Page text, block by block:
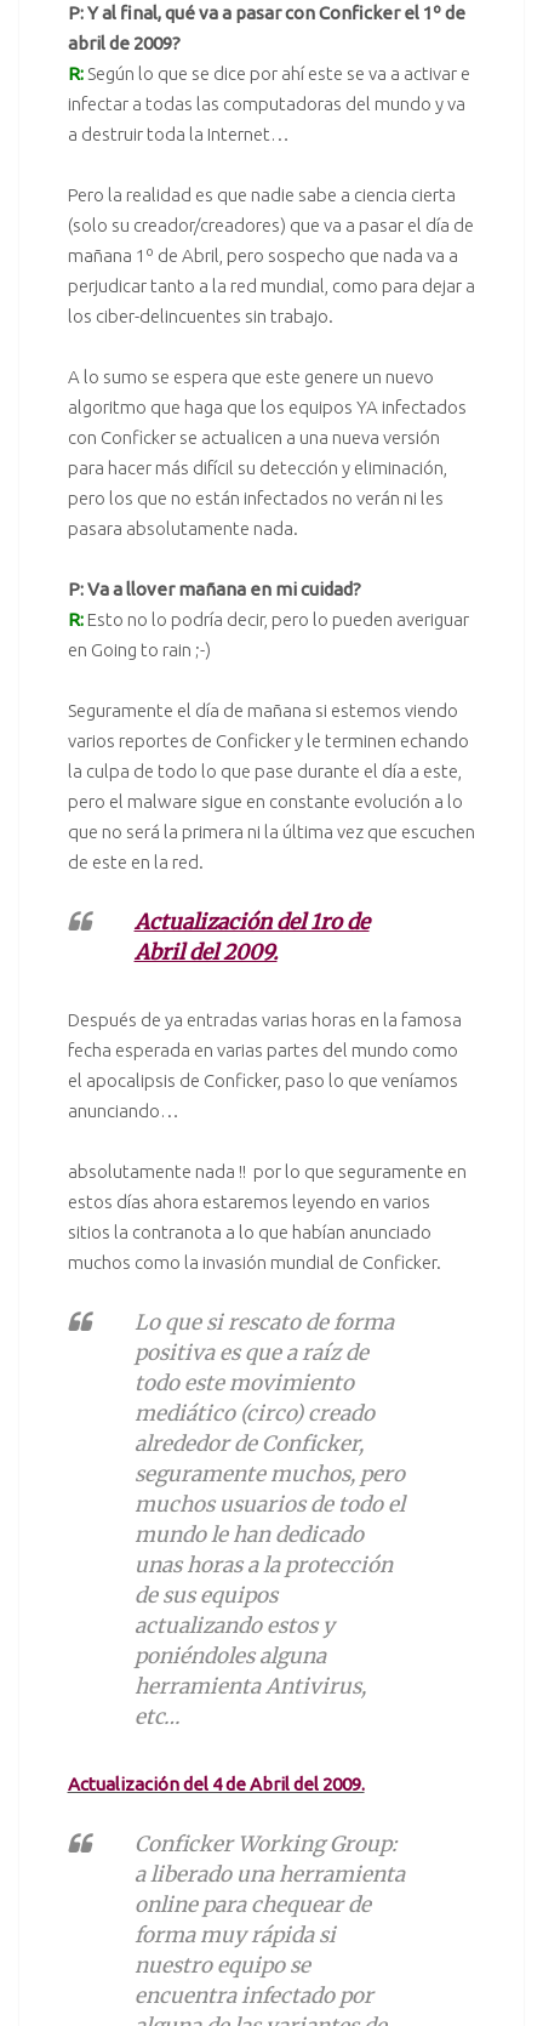
P: Y al final, qué va a pasar con Conficker el 1º de
abril de 2009?
R: Según lo que se dice por ahí este se va a activar e
infectar a todas las computadoras del mundo y va
a destruir toda la Internet…
Pero la realidad es que nadie sabe a ciencia cierta
(solo su creador/creadores) que va a pasar el día de
mañana 1º de Abril, pero sospecho que nada va a
perjudicar tanto a la red mundial, como para dejar a
los ciber-delincuentes sin trabajo.
A lo sumo se espera que este genere un nuevo
algoritmo que haga que los equipos YA infectados
con Conficker se actualicen a una nueva versión
para hacer más difícil su detección y eliminación,
pero los que no están infectados no verán ni les
pasara absolutamente nada.
P: Va a llover mañana en mi cuidad?
R:Esto no lo podría decir, pero lo pueden averiguar
en Going to rain ;-)
Seguramente el día de mañana si estemos viendo
varios reportes de Conficker y le terminen echando
la culpa de todo lo que pase durante el día a este,
pero el malware sigue en constante evolución a lo
que no será la primera ni la última vez que escuchen
de este en la red.
Actualización del 1ro de
Abril del 2009.
Después de ya entradas varias horas en la famosa
fecha esperada en varias partes del mundo como
el apocalipsis de Conficker, paso lo que veníamos
anunciando…
absolutamente nada !! por lo que seguramente en
estos días ahora estaremos leyendo en varios
sitios la contranota a lo que habían anunciado
muchos como la invasión mundial de Conficker.
Lo que si rescato de forma
positiva es que a raíz de
todo este movimiento
mediático (circo) creado
alrededor de Conficker,
seguramente muchos, pero
muchos usuarios de todo el
mundo le han dedicado
unas horas a la protección
de sus equipos
actualizando estos y
poniéndoles alguna
herramienta Antivirus,
etc…
Actualización del 4 de Abril del 2009.
Conficker Working Group:
a liberado una herramienta
online para chequear de
forma muy rápida si
nuestro equipo se
encuentra infectado por